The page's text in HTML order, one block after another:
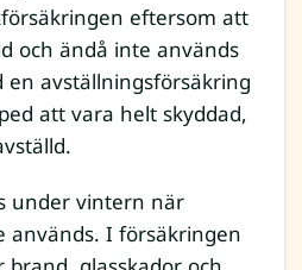
eftersom att
och ändå inte används
en avställningsförsäkring
att vara helt skyddad,
under vintern när
används. I försäkringen